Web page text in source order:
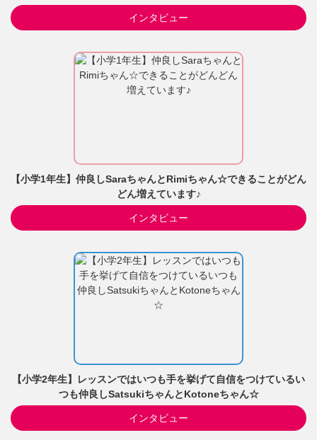
インタビュー
【小学1年生】仲良しSaraちゃんとRimiちゃん☆できることがどん
どん増えています♪
インタビュー
【小学2年生】レッスンではいつも手を挙げて自信をつけているい
つも仲良しSatsukiちゃんとKotoneちゃん☆
インタビュー